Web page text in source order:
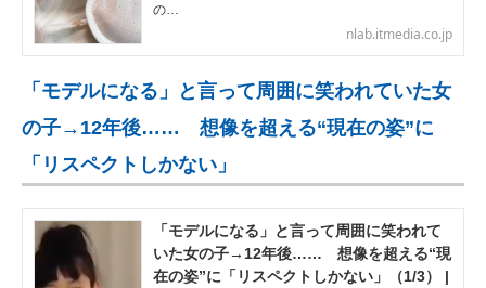
の…
nlab.itmedia.co.jp
「モデルになる」と言って周囲に笑われていた女
の子→12年後…… 想像を超える“現在の姿”に
「リスペクトしかない」
「モデルになる」と言って周囲に笑われて
いた女の子→12年後…… 想像を超える“現
在の姿”に「リスペクトしかない」（1/3） |